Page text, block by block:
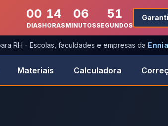
00
DIAS
14
HORAS
06
MINUTOS
51
SEGUNDOS
RH - Escolas, faculdades e empresas da
Materiais Calculadora